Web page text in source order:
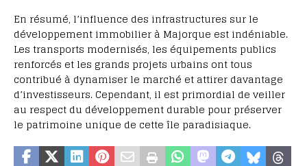
En résumé, l’influence des infrastructures sur le
développement immobilier à Majorque est indéniable.
Les transports modernisés, les équipements publics
renforcés et les grands projets urbains ont tous
contribué à dynamiser le marché et attirer davantage
d’investisseurs. Cependant, il est primordial de veiller
au respect du développement durable pour préserver
le patrimoine unique de cette île paradisiaque.